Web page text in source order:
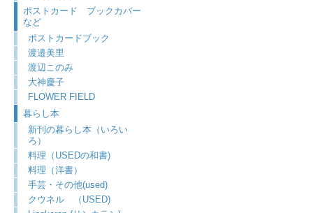
ポストカード ブックカバー
など
ポストカードブック
渡邉美里
渡辺このみ
大神慶子
FLOWER FIELD
暮らし本
新刊の暮らし本（いろい
ろ）
料理（USEDの和書)
料理（洋書）
手芸・その他(used)
クウネル （USED)